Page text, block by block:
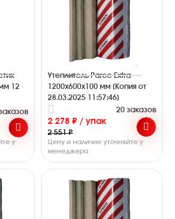
12
у
Утеплитель Paroc Extra
1200х600х100 мм [Копия от
28.03.2025 11:57:46]
20 заказов
2 278 ₽ / упак
2 551 ₽
Цену и наличие уточняйте у
менеджера